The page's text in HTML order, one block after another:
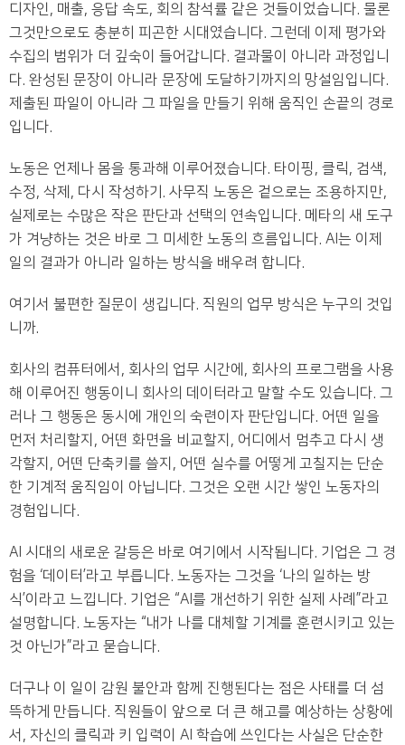
디자인, 매출, 응답 속도, 회의 참석률 같은 것들이었습니다. 물론
그것만으로도 충분히 피곤한 시대였습니다. 그런데 이제 평가와
수집의 범위가 더 깊숙이 들어갑니다. 결과물이 아니라 과정입니
다. 완성된 문장이 아니라 문장에 도달하기까지의 망설임입니다.
제출된 파일이 아니라 그 파일을 만들기 위해 움직인 손끝의 경로
입니다.
노동은 언제나 몸을 통과해 이루어졌습니다. 타이핑, 클릭, 검색,
수정, 삭제, 다시 작성하기. 사무직 노동은 겉으로는 조용하지만,
실제로는 수많은 작은 판단과 선택의 연속입니다. 메타의 새 도구
가 겨냥하는 것은 바로 그 미세한 노동의 흐름입니다. AI는 이제
일의 결과가 아니라 일하는 방식을 배우려 합니다.
여기서 불편한 질문이 생깁니다. 직원의 업무 방식은 누구의 것입
니까.
회사의 컴퓨터에서, 회사의 업무 시간에, 회사의 프로그램을 사용
해 이루어진 행동이니 회사의 데이터라고 말할 수도 있습니다. 그
러나 그 행동은 동시에 개인의 숙련이자 판단입니다. 어떤 일을
먼저 처리할지, 어떤 화면을 비교할지, 어디에서 멈추고 다시 생
각할지, 어떤 단축키를 쓸지, 어떤 실수를 어떻게 고칠지는 단순
한 기계적 움직임이 아닙니다. 그것은 오랜 시간 쌓인 노동자의
경험입니다.
AI 시대의 새로운 갈등은 바로 여기에서 시작됩니다. 기업은 그 경
험을 ‘데이터’라고 부릅니다. 노동자는 그것을 ‘나의 일하는 방
식’이라고 느낍니다. 기업은 “AI를 개선하기 위한 실제 사례”라고
설명합니다. 노동자는 “내가 나를 대체할 기계를 훈련시키고 있는
것 아닌가”라고 묻습니다.
더구나 이 일이 감원 불안과 함께 진행된다는 점은 사태를 더 섬
뜩하게 만듭니다. 직원들이 앞으로 더 큰 해고를 예상하는 상황에
서, 자신의 클릭과 키 입력이 AI 학습에 쓰인다는 사실은 단순한